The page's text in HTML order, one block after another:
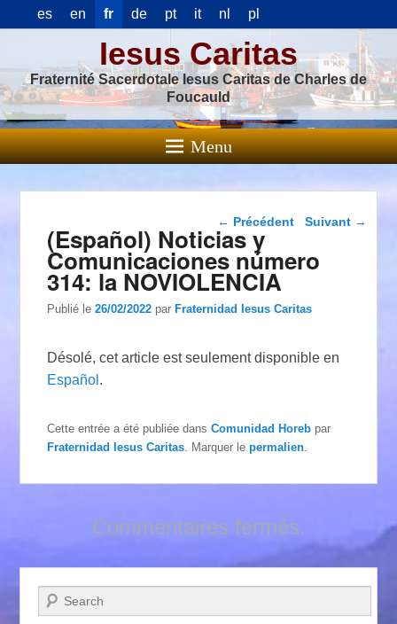
es en fr de pt it nl pl
Iesus Caritas
Fraternité Sacerdotale Iesus Caritas de Charles de
Foucauld
Menu
Navigation dans les
← Précédent Suivant →
(Español) Noticias y
Comunicaciones número
314: la NOVIOLENCIA
Publié le26/02/2022 parFraternidad Iesus Caritas
Désolé, cet article est seulement disponible en
Español .
Cette entrée a été publiée dansComunidad Horeb par
Fraternidad Iesus Caritas . Marquer lepermalien
Commentaires fermés.
Recherche